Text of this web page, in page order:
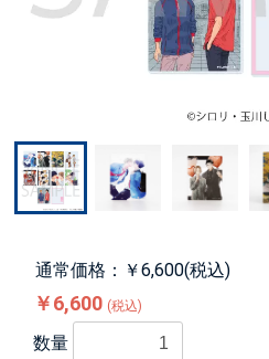
通常価格：￥6,600(税込)
￥6,600 (税込)
数量